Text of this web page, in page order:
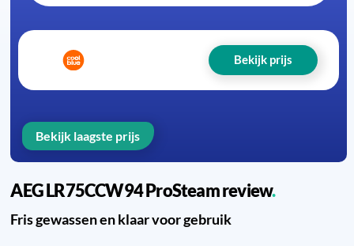
AEG LR75CCW94 ProSteam review
Fris gewassen en klaar voor gebruik
Bekijk prijs
Bekijk laagste prijs